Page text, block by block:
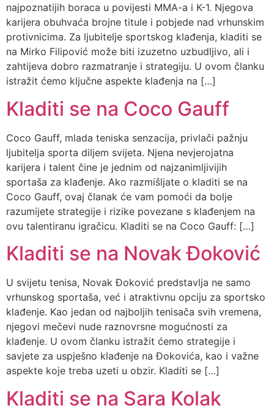
najpoznatijih boraca u povijesti MMA-a i K-1. Njegova
karijera obuhvaća brojne titule i pobjede nad vrhunskim
protivnicima. Za ljubitelje sportskog klađenja, kladiti se
na Mirko Filipović može biti izuzetno uzbudljivo, ali i
zahtijeva dobro razmatranje i strategiju. U ovom članku
istražit ćemo ključne aspekte klađenja na […]
Kladiti se na Coco Gauff
Coco Gauff, mlada teniska senzacija, privlači pažnju
ljubitelja sporta diljem svijeta. Njena nevjerojatna
karijera i talent čine je jednim od najzanimljivijih
sportaša za klađenje. Ako razmišljate o kladiti se na
Coco Gauff, ovaj članak će vam pomoći da bolje
razumijete strategije i rizike povezane s klađenjem na
ovu talentiranu igračicu. Kladiti se na Coco Gauff: […]
Kladiti se na Novak Đoković
U svijetu tenisa, Novak Đoković predstavlja ne samo
vrhunskog sportaša, već i atraktivnu opciju za sportsko
klađenje. Kao jedan od najboljih tenisača svih vremena,
njegovi mečevi nude raznovrsne mogućnosti za
klađenje. U ovom članku istražit ćemo strategije i
savjete za uspješno klađenje na Đokovića, kao i važne
aspekte koje treba uzeti u obzir. Kladiti se […]
Kladiti se na Sara Kolak